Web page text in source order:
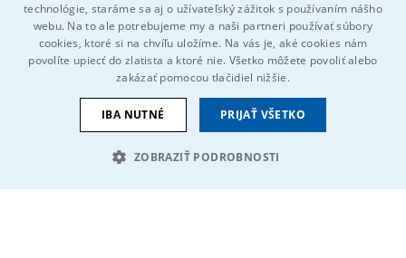
Poznáš niekoho, koho by to mohlo
zaujímať?
Neváhaj a zdieľaj! GERMAN
technológie, staráme sa aj o užívateľský zážitok s používaním nášho
webu. Na to ale potrebujeme my a naši partneri používať súbory
cookies, ktoré si na chvíľu uložíme. Na vás je, aké cookies nám
povolíte upiecť do zlatista a ktoré nie. Všetko môžete povoliť alebo
zakázať pomocou tlačidiel nižšie.
PRIJAŤ VŠETKO
IBA NUTNÉ
ZOBRAZIŤ PODROBNOSTI